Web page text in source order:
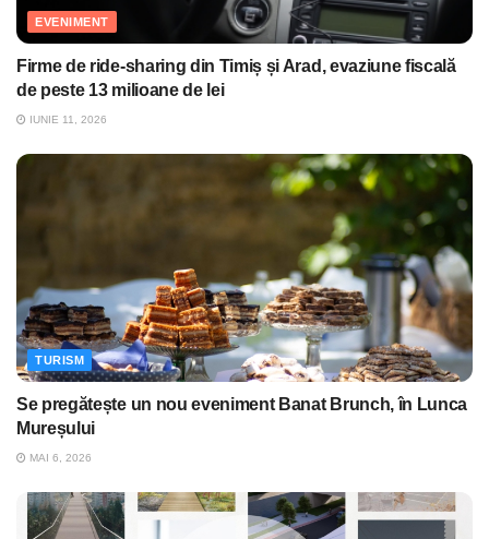
EVENIMENT
Firme de ride-sharing din Timiș și Arad, evaziune fiscală
de peste 13 milioane de lei
IUNIE 11, 2026
TURISM
Se pregătește un nou eveniment Banat Brunch, în Lunca
Mureșului
MAI 6, 2026